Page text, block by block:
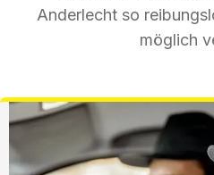
Anderlecht so
möglich